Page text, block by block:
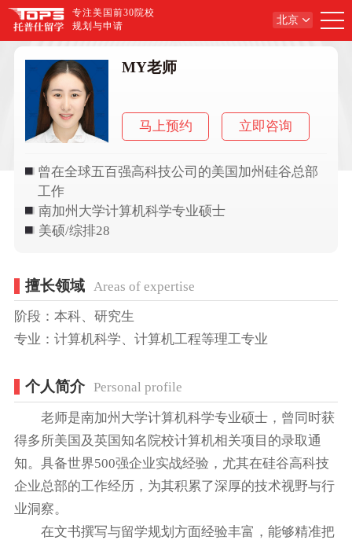
专注美国前30院校
规划与申请
北京
MY老师
马上预约 立即咨询
曾在全球五百强高科技公司的美国加州硅谷总部
工作
南加州大学计算机科学专业硕士
美硕/综排28
擅长领域 Areas of expertise
阶段：本科、研究生
专业：计算机科学、计算机工程等理工专业
个人简介 Personal profile
老师是南加州大学计算机科学专业硕士，曾同时获
得多所美国及英国知名院校计算机相关项目的录取通
知。具备世界500强企业实战经验，尤其在硅谷高科技
企业总部的工作经历，为其积累了深厚的技术视野与行
业洞察。
在文书撰写与留学规划方面经验丰富，能够精准把